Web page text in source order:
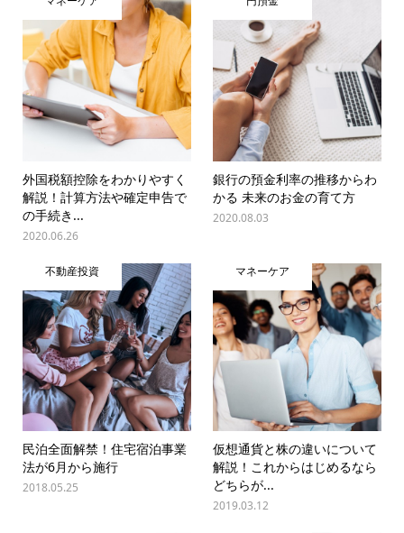
外国税額控除をわかりやすく
解説！計算方法や確定申告で
の手続き...
2020.06.26
銀行の預金利率の推移からわ
かる 未来のお金の育て方
2020.08.03
不動産投資
民泊全面解禁！住宅宿泊事業
法が6月から施行
2018.05.25
マネーケア
仮想通貨と株の違いについて
解説！これからはじめるなら
どちらが...
2019.03.12